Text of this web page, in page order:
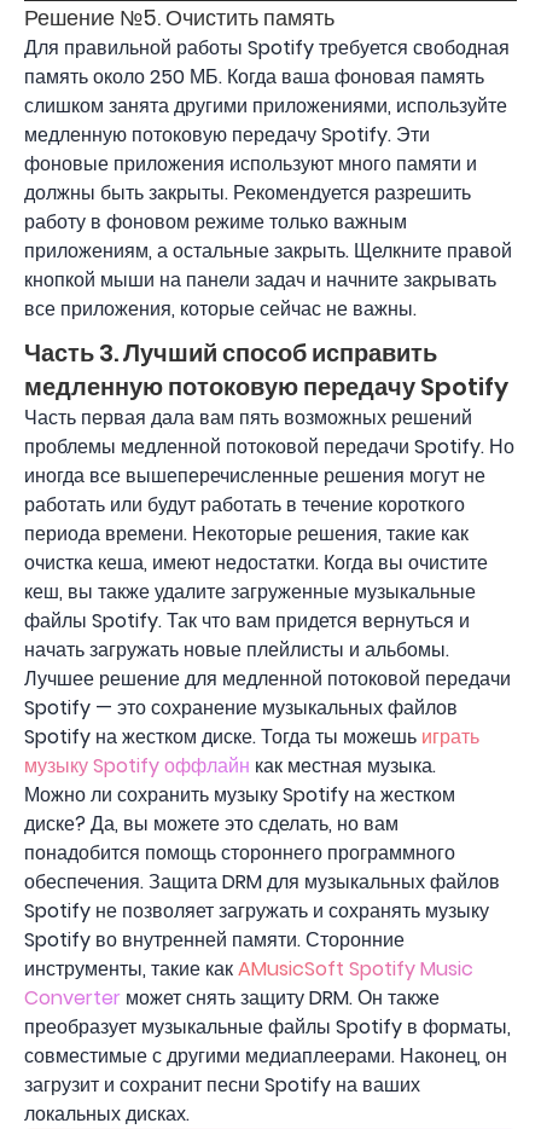
Решение №5. Очистить память
Для правильной работы Spotify требуется свободная
память около 250 МБ. Когда ваша фоновая память
слишком занята другими приложениями, используйте
медленную потоковую передачу Spotify. Эти
фоновые приложения используют много памяти и
должны быть закрыты. Рекомендуется разрешить
работу в фоновом режиме только важным
приложениям, а остальные закрыть. Щелкните правой
кнопкой мыши на панели задач и начните закрывать
все приложения, которые сейчас не важны.
Часть 3. Лучший способ исправить
медленную потоковую передачу Spotify
Часть первая дала вам пять возможных решений
проблемы медленной потоковой передачи Spotify. Но
иногда все вышеперечисленные решения могут не
работать или будут работать в течение короткого
периода времени. Некоторые решения, такие как
очистка кеша, имеют недостатки. Когда вы очистите
кеш, вы также удалите загруженные музыкальные
файлы Spotify. Так что вам придется вернуться и
начать загружать новые плейлисты и альбомы.
Лучшее решение для медленной потоковой передачи
Spotify — это сохранение музыкальных файлов
Spotify на жестком диске. Тогда ты можешь играть
музыку Spotify оффлайн как местная музыка.
Можно ли сохранить музыку Spotify на жестком
диске? Да, вы можете это сделать, но вам
понадобится помощь стороннего программного
обеспечения. Защита DRM для музыкальных файлов
Spotify не позволяет загружать и сохранять музыку
Spotify во внутренней памяти. Сторонние
инструменты, такие какAMusicSoft Spotify Music
Converter может снять защиту DRM. Он также
преобразует музыкальные файлы Spotify в форматы,
совместимые с другими медиаплеерами. Наконец, он
загрузит и сохранит песни Spotify на ваших
локальных дисках.